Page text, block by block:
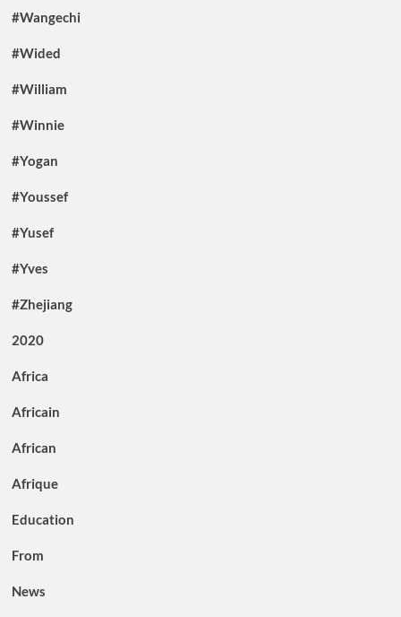
#Wangechi
#Wided
#William
#Winnie
#Yogan
#Youssef
#Yusef
#Yves
#Zhejiang
2020
Africa
Africain
African
Afrique
Education
From
News